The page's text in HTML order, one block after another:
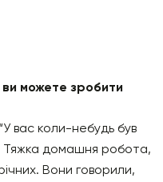
можете зробити
вас коли-небудь був
Тяжка домашня робота,
Вони говорили,